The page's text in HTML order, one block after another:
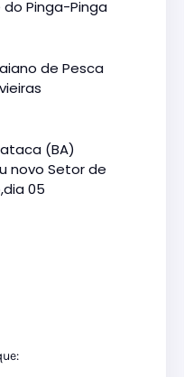
Pinga-Pinga
de Pesca
(BA)
novo Setor de
05